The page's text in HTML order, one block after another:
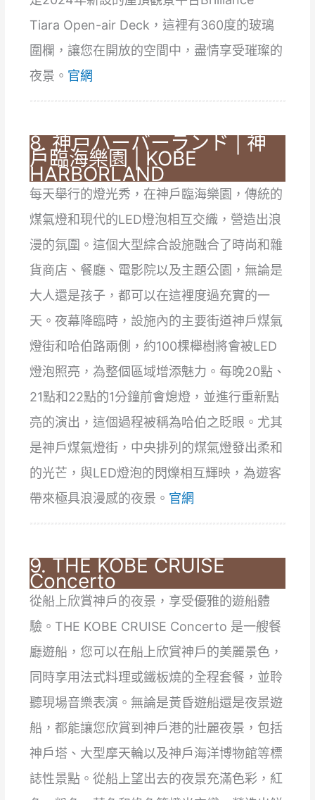
Tiara Open-air Deck，這裡有360度的玻璃
圍欄，讓您在開放的空間中，盡情享受璀璨的
夜景。 官網
8. 神戸ハーバーランド | 神
戶臨海樂園 | KOBE
HARBORLAND
每天舉行的燈光秀，在神戶臨海樂園，傳統的
煤氣燈和現代的LED燈泡相互交織，營造出浪
漫的氛圍。這個大型綜合設施融合了時尚和雜
貨商店、餐廳、電影院以及主題公園，無論是
大人還是孩子，都可以在這裡度過充實的一
天。夜幕降臨時，設施內的主要街道神戶煤氣
燈街和哈伯路兩側，約100棵櫸樹將會被LED
燈泡照亮，為整個區域增添魅力。每晚20點、
21點和22點的1分鐘前會熄燈，並進行重新點
亮的演出，這個過程被稱為哈伯之眨眼。尤其
是神戶煤氣燈街，中央排列的煤氣燈發出柔和
的光芒，與LED燈泡的閃爍相互輝映，為遊客
帶來極具浪漫感的夜景。 官網
9. THE KOBE CRUISE
Concerto
從船上欣賞神戶的夜景，享受優雅的遊船體
驗。THE KOBE CRUISE Concerto 是一艘餐
廳遊船，您可以在船上欣賞神戶的美麗景色，
同時享用法式料理或鐵板燒的全程套餐，並聆
聽現場音樂表演。無論是黃昏遊船還是夜景遊
船，都能讓您欣賞到神戶港的壯麗夜景，包括
神戶塔、大型摩天輪以及神戶海洋博物館等標
誌性景點。從船上望出去的夜景充滿色彩，紅